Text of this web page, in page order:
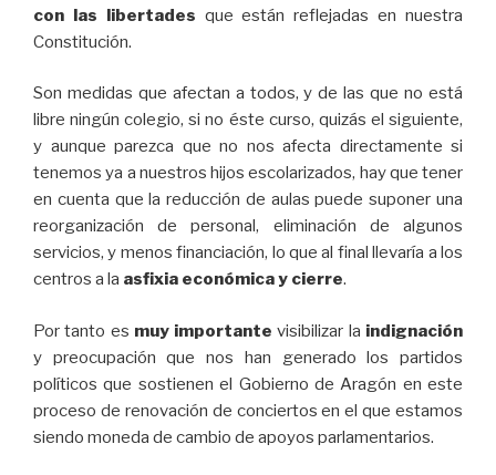
con las libertades que están reflejadas en nuestra
Constitución.
Son medidas que afectan a todos, y de las que no está
libre ningún colegio, si no éste curso, quizás el siguiente,
y aunque parezca que no nos afecta directamente si
tenemos ya a nuestros hijos escolarizados, hay que tener
en cuenta que la reducción de aulas puede suponer una
reorganización de personal, eliminación de algunos
servicios, y menos financiación, lo que al final llevaría a los
centros a la asfixia económica y cierre.
Por tanto es muy importante visibilizar la indignación
y preocupación que nos han generado los partidos
políticos que sostienen el Gobierno de Aragón en este
proceso de renovación de conciertos en el que estamos
siendo moneda de cambio de apoyos parlamentarios.